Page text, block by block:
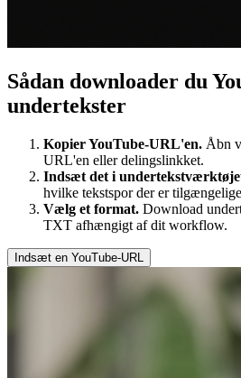
Sådan downloader du
undertekster
Kopier YouTube-URL'en. Åbn
URL'en eller delingslinkket.
Indsæt det i
hvilke tekstspor der er
Vælg et format. Download
TXT afhængigt af dit workflow.
Indsæt en YouTube-URL